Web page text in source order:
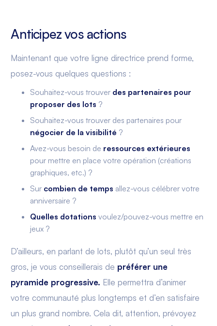
Anticipez vos actions
Maintenant que votre ligne directrice prend forme,
posez-vous quelques questions :
Souhaitez-vous trouver des partenaires pour
proposer des lots ?
Souhaitez-vous trouver des partenaires pour
négocier de la visibilité ?
Avez-vous besoin de ressources extérieures
pour mettre en place votre opération (créations
graphiques, etc.) ?
Sur combien de temps allez-vous célébrer votre
anniversaire ?
Quelles dotations voulez/pouvez-vous mettre en
jeux ?
D’ailleurs, en parlant de lots, plutôt qu’un seul très
gros, je vous conseillerais de préférer une
pyramide progressive. Elle permettra d’animer
votre communauté plus longtemps et d’en satisfaire
un plus grand nombre. Cela dit, attention, prévoyez